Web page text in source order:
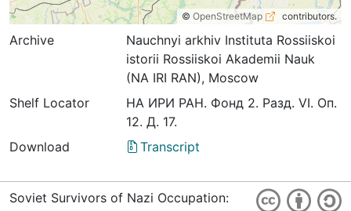
© OpenStreetMap contributors.
Archive
Nauchnyi arkhiv Instituta Rossiiskoi
istorii Rossiiskoi Akademii Nauk
(NA IRI RAN), Moscow
Shelf Locator
НА ИРИ РАН. Фонд 2. Разд. VI. Оп.
12. Д. 17.
Download
Transcript
Soviet Survivors of Nazi Occupation: